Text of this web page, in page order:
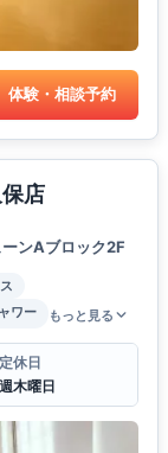
体験・相談予約
店
ンAブロック2F
ワー もっと見る
定休日
木曜日